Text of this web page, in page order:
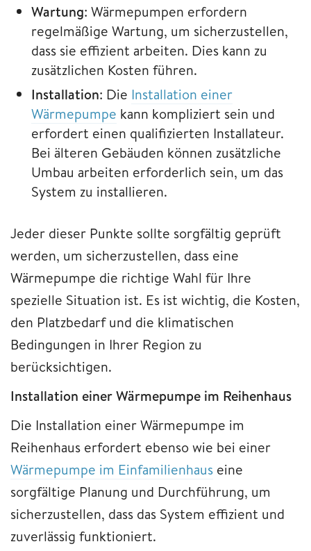
Wartung: Wärmepumpen erfordern
regelmäßige Wartung, um sicherzustellen,
dass sie effizient arbeiten. Dies kann zu
zusätzlichen Kosten führen.
Installation: Die Installation einer
Wärmepumpe kann kompliziert sein und
erfordert einen qualifizierten Installateur.
Bei älteren Gebäuden können zusätzliche
Umbau arbeiten erforderlich sein, um das
System zu installieren.
Jeder dieser Punkte sollte sorgfältig geprüft
werden, um sicherzustellen, dass eine
Wärmepumpe die richtige Wahl für Ihre
spezielle Situation ist. Es ist wichtig, die Kosten,
den Platzbedarf und die klimatischen
Bedingungen in Ihrer Region zu
berücksichtigen.
Installation einer Wärmepumpe im Reihenhaus
Die Installation einer Wärmepumpe im
Reihenhaus erfordert ebenso wie bei einer
Wärmepumpe im Einfamilienhaus eine
sorgfältige Planung und Durchführung, um
sicherzustellen, dass das System effizient und
zuverlässig funktioniert.